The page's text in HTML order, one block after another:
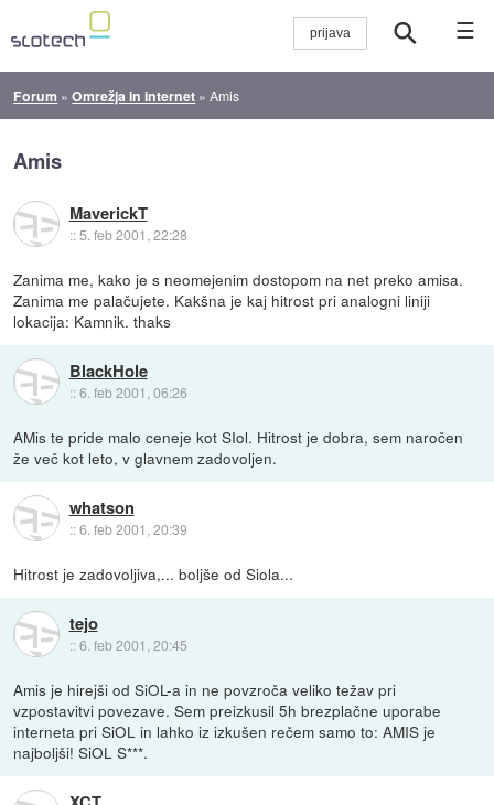
☰
Forum »Omrežja in internet »Amis
Amis
MaverickT
::5. feb 2001, 22:28
Zanima me, kako je s neomejenim dostopom na net preko amisa.
Zanima me palačujete. Kakšna je kaj hitrost pri analogni liniji
lokacija: Kamnik. thaks
BlackHole
::6. feb 2001, 06:26
AMis te pride malo ceneje kot SIol. Hitrost je dobra, sem naročen
že več kot leto, v glavnem zadovoljen.
whatson
::6. feb 2001, 20:39
Hitrost je zadovoljiva,... boljše od Siola...
tejo
::6. feb 2001, 20:45
Amis je hirejši od SiOL-a in ne povzroča veliko težav pri
vzpostavitvi povezave. Sem preizkusil 5h brezplačne uporabe
interneta pri SiOL in lahko iz izkušen rečem samo to: AMIS je
najboljši! SiOL S***.